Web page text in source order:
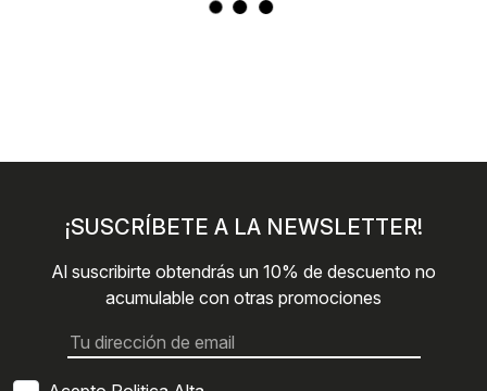
¡SUSCRÍBETE A LA NEWSLETTER!
Al suscribirte obtendrás un 10% de descuento no
acumulable con otras promociones